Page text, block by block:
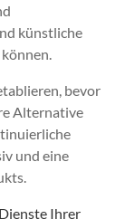
künstliche
bevor
Alternative
und eine
Ihrer